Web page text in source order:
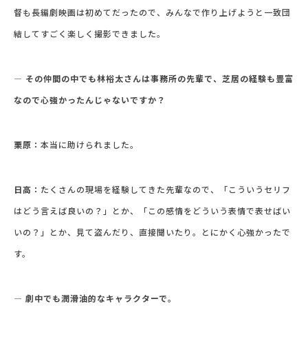
督も長編劇映画は初めてだったので、みんなで作り上げようと一致団
結してすごく楽しく撮影できました。
― その仲間の中でも林裕太さんは事務所の先輩で、芝居の経験も豊富
なので心強かったんじゃないですか？
栗原： 本当に助けられました。
日高： たくさんの現場を経験してきた先輩なので、「こういうセリフ
はどう言えば良いの？」とか、「この感情をどういう表情で表せばい
いの？」とか、見て盗んだり、直接聞いたり。とにかく心強かったで
す。
― 劇中でも潤滑油的なキャラクターで。